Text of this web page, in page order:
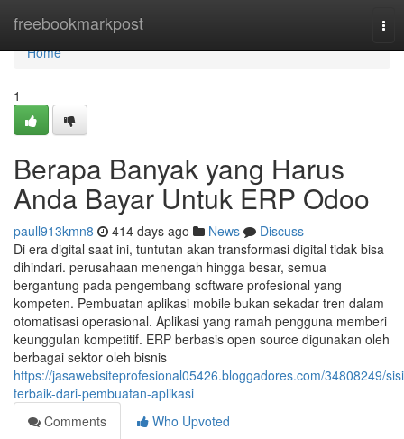
freebookmarkpost
Home
Home
1
Berapa Banyak yang Harus
Anda Bayar Untuk ERP Odoo
paull913kmn8 414 days ago News
Discuss
Di era digital saat ini, tuntutan akan transformasi digital tidak bisa
dihindari. perusahaan menengah hingga besar, semua
bergantung pada pengembang software profesional yang
kompeten. Pembuatan aplikasi mobile bukan sekadar tren dalam
otomatisasi operasional. Aplikasi yang ramah pengguna memberi
keunggulan kompetitif. ERP berbasis open source digunakan oleh
berbagai sektor oleh bisnis
https://jasawebsiteprofesional05426.bloggadores.com/34808249/
terbaik-dari-pembuatan-aplikasi
Comments
Who Upvoted